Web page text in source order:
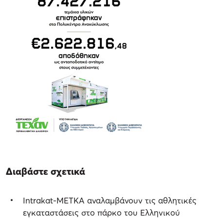
Διαβάστε σχετικά
Intrakat-ΜΕΤΚΑ αναλαμβάνουν τις αθλητικές
εγκαταστάσεις στο πάρκο του Ελληνικού